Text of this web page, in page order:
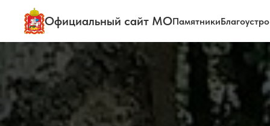
Официальный сайт МОПамятники